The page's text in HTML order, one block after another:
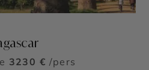
3230 € /pers